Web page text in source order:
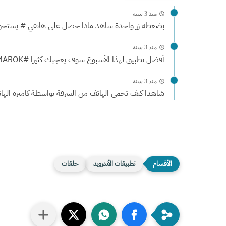
منذ 3 سنة
بضغطة زر واحدة شاهد ماذا حصل على هاتفي #
منذ 3 سنة
أفضل تطبيق لهذا الأسبوع سوف يعجبك كثيرا #AMAROK
منذ 3 سنة
شاهدا كيف تحمي الهاتف من السرقة بواسطة كاميرة
تطبيقات الأندرويد حلقات